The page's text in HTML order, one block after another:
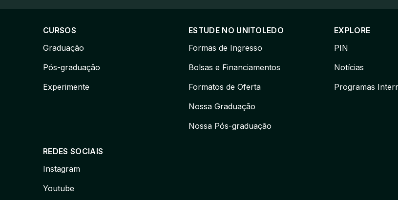
CURSOS
Graduação
Pós-graduação
Experimente
ESTUDE NO UNITOLEDO
Formas de Ingresso
Bolsas e Financiamentos
Formatos de Oferta
Nossa Graduação
Nossa Pós-graduação
EXPLORE
PIN
Notícias
Programas
REDES SOCIAIS
Instagram
Youtube